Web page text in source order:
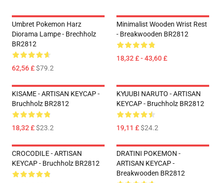
Umbret Pokemon Harz
Diorama Lampe - Brechholz
BR2812
62,56 £$79.2
Minimalist Wooden Wrist Rest
- Breakwooden BR2812
18,32 £ - 43,60 £
KISAME - ARTISAN KEYCAP -
Bruchholz BR2812
18,32 £$23.2
KYUUBI NARUTO - ARTISAN
KEYCAP - Bruchholz BR2812
19,11 £$24.2
CROCODILE - ARTISAN
KEYCAP - Bruchholz BR2812
DRATINI POKEMON -
ARTISAN KEYCAP -
Breakwooden BR2812